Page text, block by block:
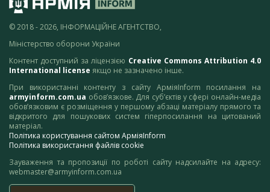
© 2018 - 2026, ІНФОРМАЦІЙНЕ АГЕНТСТВО,
Міністерство оборони України
Контент доступний за ліцензією Creative Commons Attribution 4.0
International license якщо не зазначено інше.
При використанні контенту з сайту АрміяInform посилання на
armyinform.com.ua обов’язкове. Для суб’єктів у сфері онлайн-медіа
обов’язковим є розміщення у першому абзаці матеріалу прямого та
відкритого для пошукових систем гіперпосилання на цитований
матеріал.
Політика користування сайтом АрміяInform
Політика використання файлів cookie
Зауваження та пропозиції по роботі сайту надсилайте на адресу:
webmaster@armyinform.com.ua